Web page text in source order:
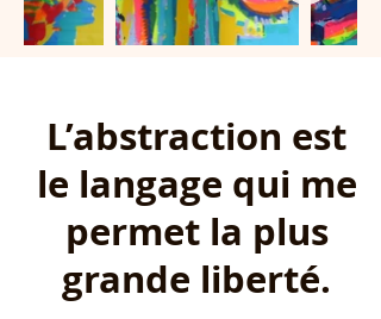
L’abstraction est
le langage qui me
permet la plus
grande liberté.